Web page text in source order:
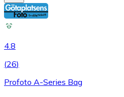
4.8
(26)
Profoto A-Series Bag